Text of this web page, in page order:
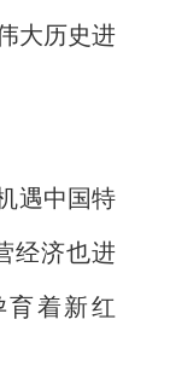
大历史进
遇中国特
经济也进
育着新红